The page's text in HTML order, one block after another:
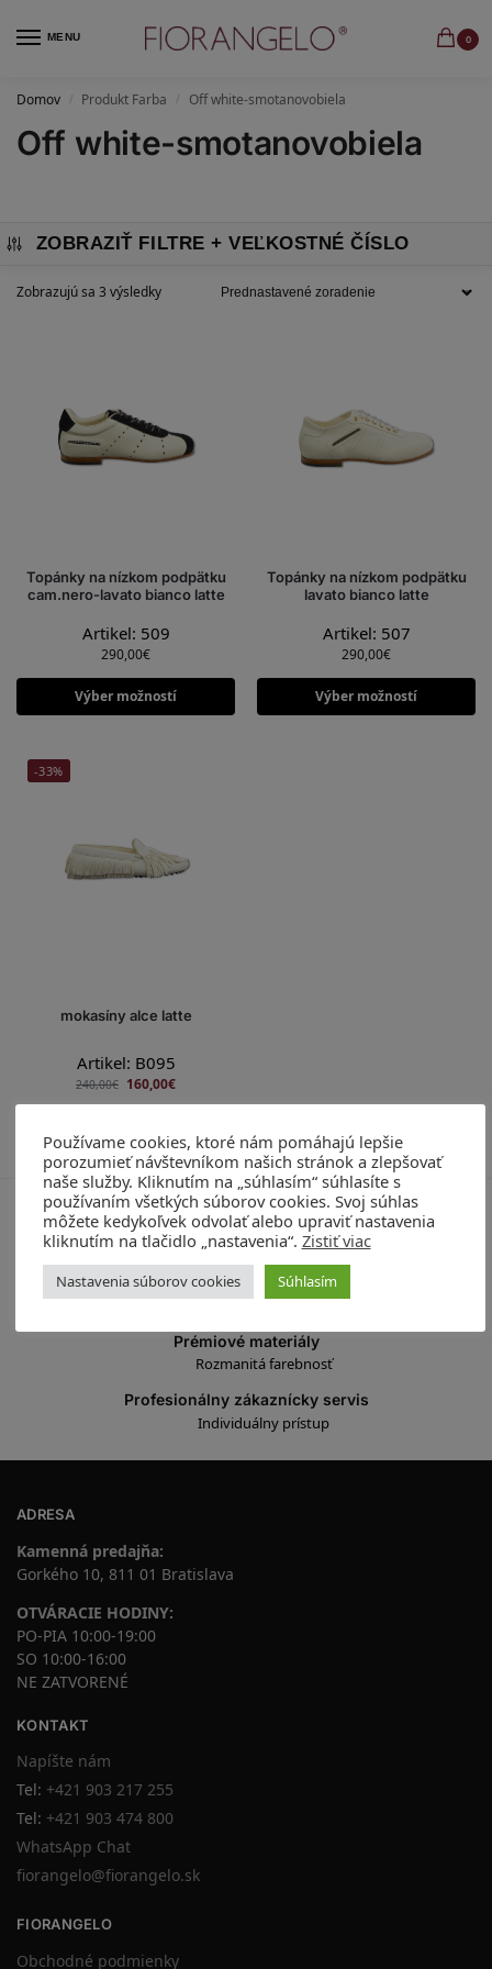
MENU 0
Domov / Produkt Farba / Off white-smotanovobiela
Off white-smotanovobiela
ZOBRAZIŤ FILTRE
Zobrazujú sa 3 výsledky
Topánky na nízkom podpätku
cam.nero-lavato bianco latte
Artikel: 509
290,00€
Výber možností
Topánky na nízkom podpätku
lavato bianco latte
Artikel: 507
290,00€
Výber možností
-33%
mokasíny alce latte
Artikel: B095
240,00€ 160,00€
Zobrazujú sa 3 výsledky
Vyrobené v Taliansku
100% made in Italy
Ručná výroba
Prvotriedne vypracovanie
Prémiové materiály
Rozmanitá farebnosť
Profesionálny zákaznícky servis
Individuálny prístup
ADRESA
Kamenná predajňa:
Gorkého 10, 811 01 Bratislava
OTVÁRACIE HODINY:
PO-PIA 10:00-19:00
SO 10:00-16:00
NE ZATVORENÉ
KONTAKT
Napíšte nám
Tel: +421 903 217 255
Tel: +421 903 474 800
WhatsApp Chat
fiorangelo@fiorangelo.sk
FIORANGELO
Obchodné podmienky
Používame cookies, ktoré nám pomáhajú lepšie
porozumieť návštevníkom našich stránok a zlepšovať
naše služby. Kliknutím na „súhlasím“ súhlasíte s
používaním všetkých súborov cookies. Svoj súhlas
môžete kedykoľvek odvolať alebo upraviť nastavenia
kliknutím na tlačidlo „nastavenia“. Zistiť viac
Nastavenia súborov cookies Súhlasím